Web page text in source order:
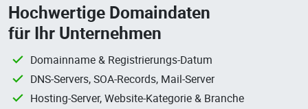
Hochwertige Domaindaten
für Ihr Unternehmen
Domainname & Registrierungs-Datum
DNS-Servers, SOA-Records, Mail-Server
Hosting-Server, Website-Kategorie & Branche